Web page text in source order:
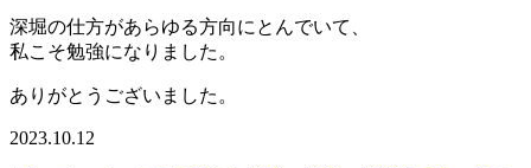
深堀の仕方があらゆる方向にとんでいて、
私こそ勉強になりました。
ありがとうございました。
2023.10.12